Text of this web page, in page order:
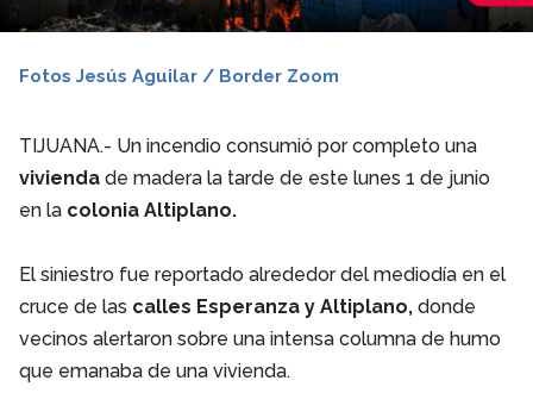
Fotos Jesús Aguilar / Border Zoom
TIJUANA.- Un incendio consumió por completo una
vivienda de madera la tarde de este lunes 1 de junio
en la colonia Altiplano.
El siniestro fue reportado alrededor del mediodía en el
cruce de las calles Esperanza y Altiplano, donde
vecinos alertaron sobre una intensa columna de humo
que emanaba de una vivienda.